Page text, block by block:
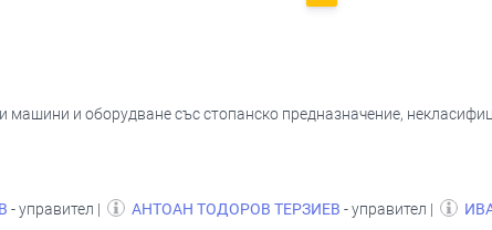
машини и оборудване със стопанско предназначение,
- управител | АНТОАН ТОДОРОВ ТЕРЗИЕВ - управител |